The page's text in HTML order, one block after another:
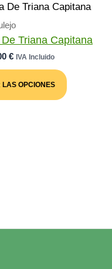
Triana Capitana
€Rango
Desde
12,00 €
IVA Incluido
OPCIONES
Producto
Tiene